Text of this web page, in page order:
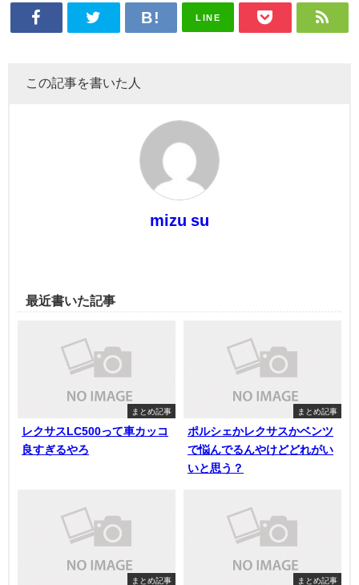
LINE
この記事を書いた人
mizu su
最近書いた記事
まとめ記事
レクサスLC500って車カッコ
良すぎるやろ
まとめ記事
ポルシェかレクサスかベンツ
で悩んでるんやけどどれがい
いと思う？
まとめ記事 まとめ記事